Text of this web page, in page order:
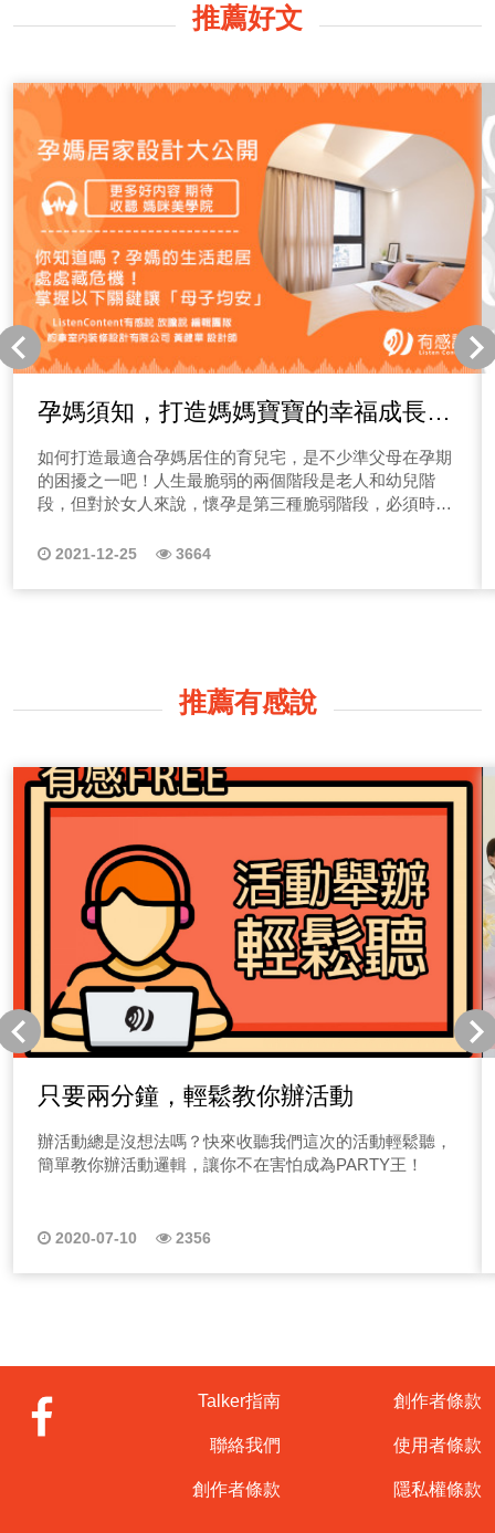
推薦好文
孕媽須知，打造媽媽寶寶的幸福成長空
間
如何打造最適合孕媽居住的育兒宅，是不少準父母在孕期
的困擾之一吧！人生最脆弱的兩個階段是老人和幼兒階
段，但對於女人來說，懷孕是第三種脆弱階段，必須時時
重量與責任時，身心狀態都不同，任何一點閃失都可能造
2021-12-25 3664
推薦有感說
只要兩分鐘，輕鬆教你辦活動
辦活動總是沒想法嗎？快來收聽我們這次的活動輕鬆聽，
簡單教你辦活動邏輯，讓你不在害怕成為PARTY王！
2020-07-10 2356
Talker指南
聯絡我們
創作者條款
創作者條款
使用者條款
隱私權條款